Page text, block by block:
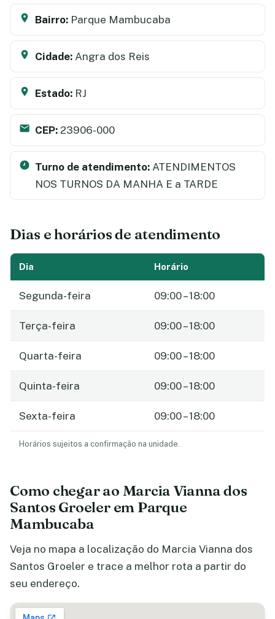
Bairro: Parque Mambucaba
Cidade: Angra dos Reis
Estado: RJ
CEP: 23906-000
Turno de atendimento: ATENDIMENTOS
NOS TURNOS DA MANHA E a TARDE
Dias e horários de atendimento
Dia Horário
Segunda-feira 09:00 – 18:00
Terça-feira 09:00 – 18:00
Quarta-feira 09:00 – 18:00
Quinta-feira 09:00 – 18:00
Sexta-feira 09:00 – 18:00
Horários sujeitos a confirmação na unidade.
Como chegar ao Marcia Vianna dos
Santos Groeler em Parque
Mambucaba
Veja no mapa a localização do Marcia Vianna dos
Santos Groeler e trace a melhor rota a partir do
seu endereço.